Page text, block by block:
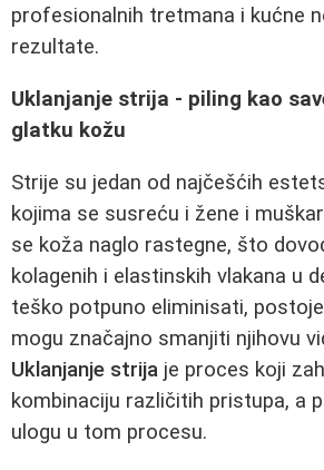
profesionalnih tretmana i kućne
rezultate.
Uklanjanje strija - piling kao
glatku kožu
Strije su jedan od najčešćih
kojima se susreću i žene i
se koža naglo rastegne, što
kolagenih i elastinskih vlakana u
teško potpuno eliminisati,
mogu značajno smanjiti njihovu
Uklanjanje strija je proces koji
kombinaciju različitih pristupa, a
ulogu u tom procesu.